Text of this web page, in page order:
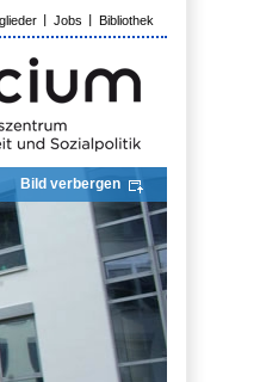
Jobs Bibliothek
Bild verbergen